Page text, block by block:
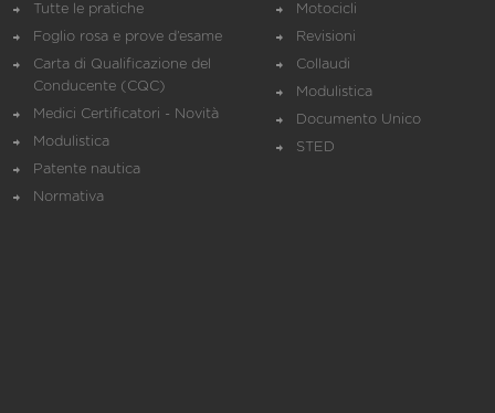
Tutte le pratiche
Foglio rosa e prove d’esame
Carta di Qualificazione del
Conducente (CQC)
Medici Certificatori - Novità
Modulistica
Patente nautica
Normativa
Motocicli
Revisioni
Collaudi
Modulistica
Documento Unico
STED